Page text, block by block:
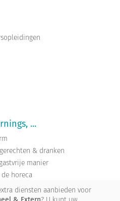
...
& dranken
manier
horeca
gerechten en dranken
diensten aanbieden voor